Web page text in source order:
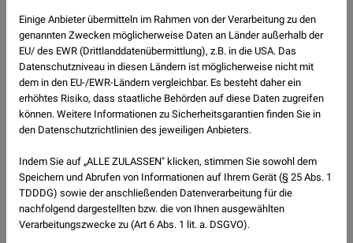
18:15
19:15
IGS Unterricht Zumba®
Sonja
Bockmann-
Dietrich
19:30
20:30
IGS
Unterricht
(Standard und Latein
für Einsteiger)
Dietrich
20:30
IGS freies Training
Einige Anbieter übermitteln im Rahmen von der Verarbeitung zu den
genannten Zwecken möglicherweise Daten an Länder außerhalb der
EU/ des EWR (Drittlanddatenübermittlung), z.B. in die USA. Das
Datenschutzniveau in diesen Ländern ist möglicherweise nicht mit
dem in den EU-/EWR-Ländern vergleichbar. Es besteht daher ein
erhöhtes Risiko, dass staatliche Behörden auf diese Daten zugreifen
können. Weitere Informationen zu Sicherheitsgarantien finden Sie in
den Datenschutzrichtlinien des jeweiligen Anbieters.
Indem Sie auf „ALLE ZULASSEN" klicken, stimmen Sie sowohl dem
Speichern und Abrufen von Informationen auf Ihrem Gerät (§ 25 Abs. 1
TDDDG) sowie der anschließenden Datenverarbeitung für die
nachfolgend dargestellten bzw. die von Ihnen ausgewählten
Verarbeitungszwecke zu (Art 6 Abs. 1 lit. a. DSGVO).